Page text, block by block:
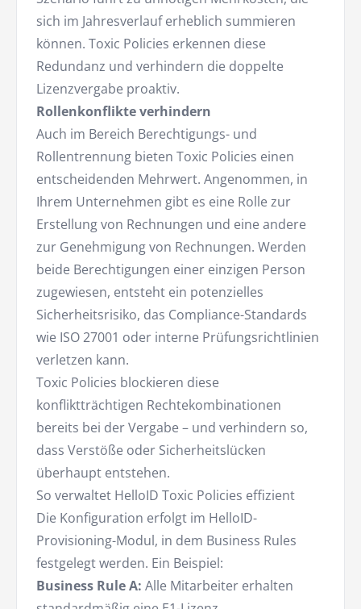
sich im Jahresverlauf erheblich summieren
können. Toxic Policies erkennen diese
Redundanz und verhindern die doppelte
Lizenzvergabe proaktiv.
Rollenkonflikte verhindern
Auch im Bereich Berechtigungs- und
Rollentrennung bieten Toxic Policies einen
entscheidenden Mehrwert. Angenommen, in
Ihrem Unternehmen gibt es eine Rolle zur
Erstellung von Rechnungen und eine andere
zur Genehmigung von Rechnungen. Werden
beide Berechtigungen einer einzigen Person
zugewiesen, entsteht ein potenzielles
Sicherheitsrisiko, das Compliance-Standards
wie ISO 27001 oder interne Prüfungsrichtlinien
verletzen kann.
Toxic Policies blockieren diese
konfliktträchtigen Rechtekombinationen
bereits bei der Vergabe – und verhindern so,
dass Verstöße oder Sicherheitslücken
überhaupt entstehen.
So verwaltet HelloID Toxic Policies effizient
Die Konfiguration erfolgt im HelloID-
Provisioning-Modul, in dem Business Rules
festgelegt werden. Ein Beispiel:
Business Rule A: Alle Mitarbeiter erhalten